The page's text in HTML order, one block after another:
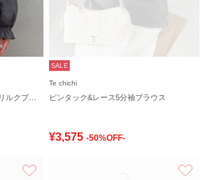
SALE
Te chichi
ピンタック&レース5分袖ブラウス
¥3,575 -50%OFF-